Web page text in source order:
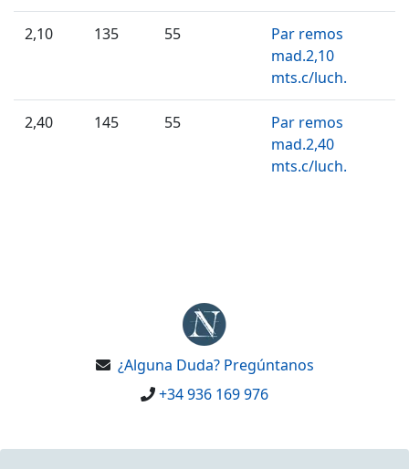
2,10 135 55
Par remos
mad.2,10
mts.c/luch.
2,40 145 55
Par remos
mad.2,40
mts.c/luch.
¿Alguna Duda? Pregúntanos
+34 936 169 976